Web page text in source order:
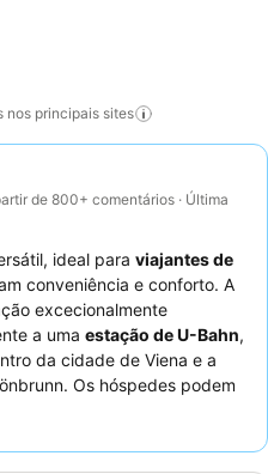
nos principais sites
de 800+ comentários · Última
ideal para viajantes de
conveniência e conforto. A
excecionalmente
a uma estação de U-Bahn,
da cidade de Viena e a
Os hóspedes podem
e fitness. Os